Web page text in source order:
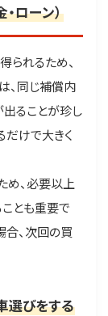
ローン）
れるため、
、同じ補償内
ることが珍し
だけで大きく
め、必要以上
とも重要で
合、次回の買
選びをする